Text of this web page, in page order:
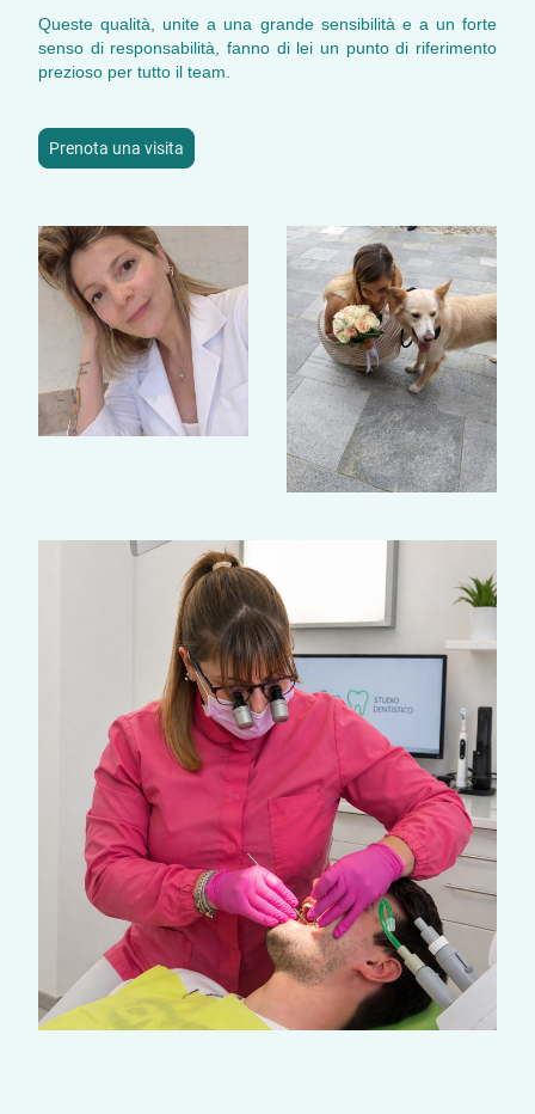
Queste qualità, unite a una grande sensibilità e a un forte
senso di responsabilità, fanno di lei un punto di riferimento
prezioso per tutto il team.
Prenota una visita